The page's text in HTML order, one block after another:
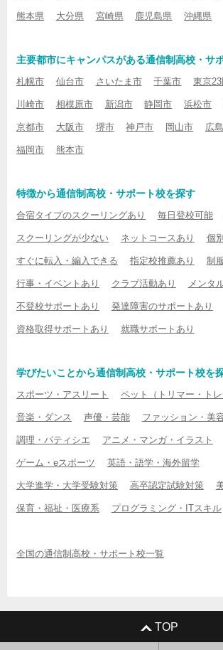
熊本県 大分県 宮崎県 鹿児島県 沖縄県
主要都市にキャンパスがある通信制高校・サ
札幌市 仙台市 さいたま市 千葉市 東京23
川崎市 相模原市 新潟市 静岡市 浜松市
京都市 大阪市 堺市 神戸市 岡山市 広
福岡市 熊本市
特徴から通信制高校・サポート校を探す
合宿タイプのスクーリングあり 毎日登校可能
スクーリングが少ない ネットコースあり 個
すぐに転入・編入できる 指定校推薦あり 制
行事・イベントあり クラブ活動あり メンタ
不登校サポートあり 発達障害のサポートあり
資格取得サポートあり 就職サポートあり
学びたいことから通信制高校・サポート校を
スポーツ・アスリート ペット（トリマー・トレ
音楽・ダンス 声優・芸能 ファッション・美
調理・パティシエ アニメ・マンガ・イラスト
ゲーム・eスポーツ 英語・語学・海外留学
大学進学・大学受験対策 高卒認定試験対策
保育・福祉・医療系 プログラミング・ITスキル
全国の通信制高校・サポート校一覧
TOP